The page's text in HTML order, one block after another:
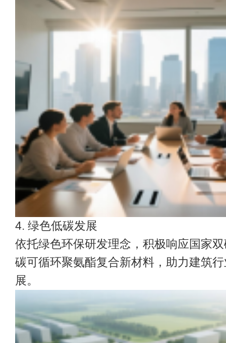
4. 绿色低碳发展
依托绿色环保研发理念，积极响应国家
碳可循环聚氨酯复合新材料，助力建筑
展。